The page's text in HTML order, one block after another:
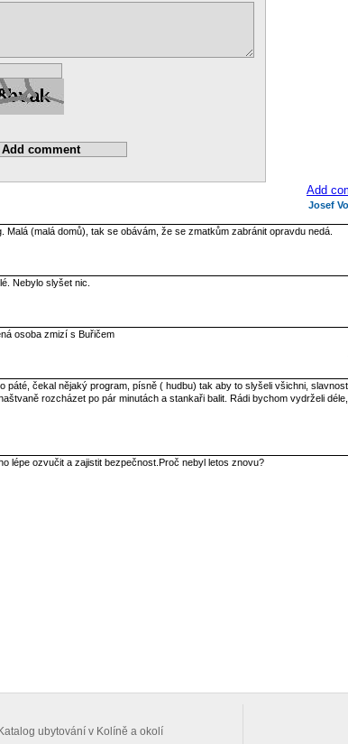
Add
Josef
Malá (malá domů), tak se obávám, že se zmatkům zabránit opravdu nedá.
Nebylo slyšet nic.
osoba zmizí s Buřičem
páté, čekal nějaký program, písně ( hudbu) tak aby to slyšeli všichni,
rozcházet po pár minutách a stankaři balit. Rádi bychom vydrželi
lépe ozvučit a zajistit bezpečnost.Proč nebyl letos znovu?
Katalog ubytování v Kolíně a okolí